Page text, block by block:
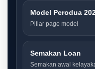
Model Perodua
Pillar page model
Semakan Loan
Semakan awal